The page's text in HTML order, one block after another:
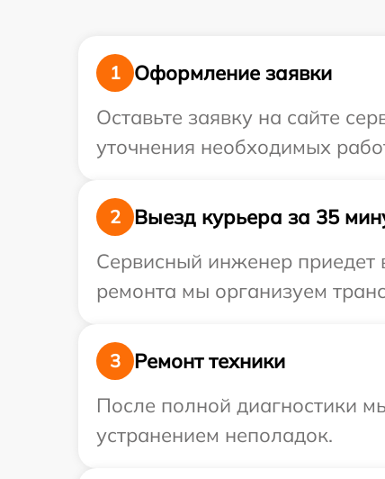
1
Оформление заявки
Оставьте заявку на сайте
уточнения необходимых
2
Выезд курьера за 35
Сервисный инженер приедет
ремонта мы организуем
3
Ремонт техники
После полной диагностики
устранением неполадок.